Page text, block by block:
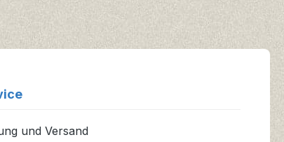
und Versand